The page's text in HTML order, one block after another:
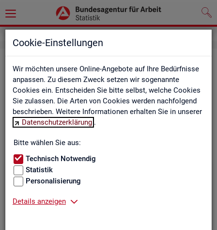
Cookie-Einstellungen
Wir möchten unsere Online-Angebote auf Ihre Bedürfnisse
anpassen. Zu diesem Zweck setzen wir sogenannte
Cookies ein. Entscheiden Sie bitte selbst, welche Cookies
Sie zulassen. Die Arten von Cookies werden nachfolgend
beschrieben. Weitere Informationen erhalten Sie in unserer
Datenschutzerklärung .
Bitte wählen Sie aus:
Technisch Notwendig
Statistik
Personalisierung
Details anzeigen
Be­ru­fe auf einen Blick
Die Dia­gram­me und Ta­bel­len wer­den jähr­lich ak­tua­li­siert und
ent­hal­ten In­for­ma­tio­nen zu den The­men Be­schäf­ti­gung, Ent­
gelt, Ar­beits­lo­sig­keit, ge­mel­de­te Ar­beits­stel­len und Fach­kräf­
te­be­darf aller Be­ru­fe sowie der MINT- und In­ge­nieur­be­ru­fe dif­
fe­ren­ziert nach dem An­for­de­rungs­ni­veau (z.B. Fach­kräf­te) für
Deutsch­land, Län­der und Agen­tur­be­zir­ke
Bitte wäh­len Sie ein Thema aus